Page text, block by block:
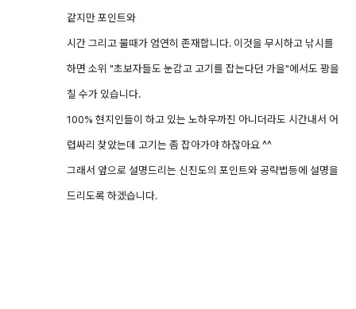
같지만 포인트와
시간 그리고 물때가 엄연히 존재합니다. 이것을 무시하고 낚시를
하면 소위 "초보자들도 눈감고 고기를 잡는다던 가을"에서도 꽝을
칠 수가 있습니다.
100% 현지인들이 하고 있는 노하우까진 아니더라도 시간내서 어
렵싸리 찾았는데 고기는 좀 잡아가야 하잖아요 ^^
그래서 앞으로 설명드리는 신진도의 포인트와 공략법등에 설명을
드리도록 하겠습니다.